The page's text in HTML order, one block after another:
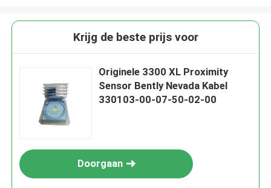
Krijg de beste prijs voor
Originele 3300 XL Proximity
Sensor Bently Nevada Kabel
330103-00-07-50-02-00
Doorgaan